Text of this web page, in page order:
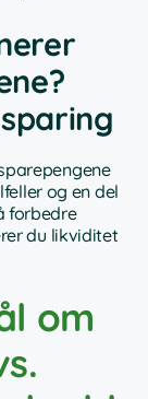
og en del
forbedre
du likviditet
om